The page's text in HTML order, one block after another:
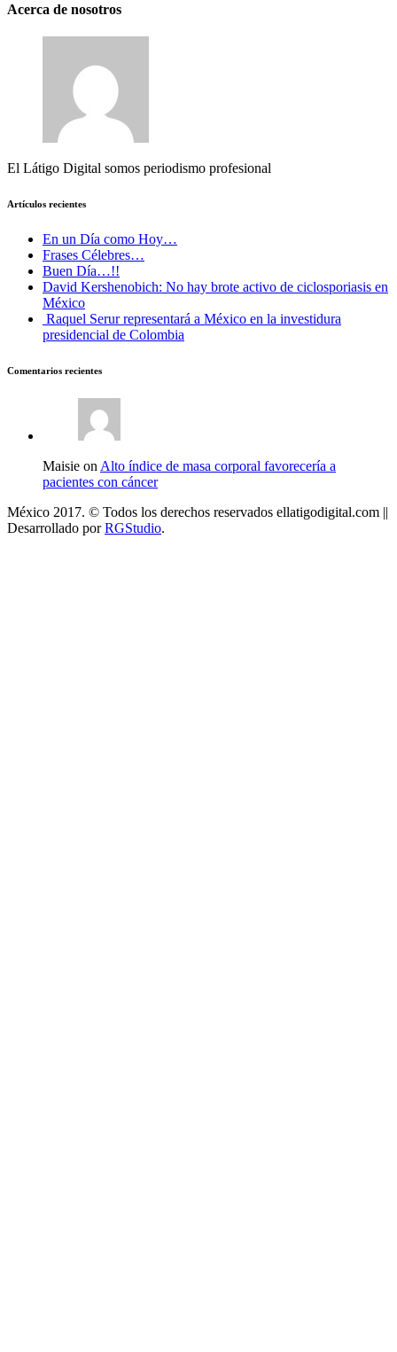
Acerca de nosotros
El Látigo Digital somos periodismo profesional
Artículos recientes
En un Día como Hoy…
Frases Célebres…
Buen Día…!!
David Kershenobich: No hay brote activo de ciclosporiasis en
México
Raquel Serur representará a México en la investidura
presidencial de Colombia
Comentarios recientes
Maisie on Alto índice de masa corporal favorecería a
pacientes con cáncer
México 2017. © Todos los derechos reservados ellatigodigital.com ||
Desarrollado porRGStudio.